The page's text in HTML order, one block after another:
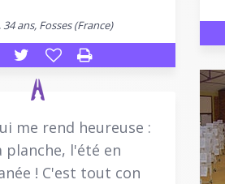
ans, Fosses (France)
me rend heureuse :
planche, l'été en
! C'est tout con